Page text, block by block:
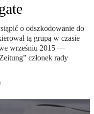
o odszkodowanie do
tą grupą w czasie
wrześniu 2015 —
członek rady